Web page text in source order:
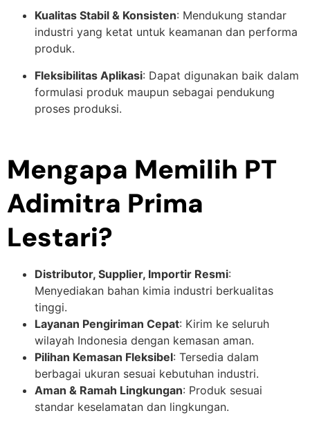
Kualitas Stabil & Konsisten: Mendukung standar
industri yang ketat untuk keamanan dan performa
produk.
Fleksibilitas Aplikasi: Dapat digunakan baik dalam
formulasi produk maupun sebagai pendukung
proses produksi.
Mengapa Memilih PT
Adimitra Prima
Lestari?
Distributor, Supplier, Importir Resmi:
Menyediakan bahan kimia industri berkualitas
tinggi.
Layanan Pengiriman Cepat: Kirim ke seluruh
wilayah Indonesia dengan kemasan aman.
Pilihan Kemasan Fleksibel: Tersedia dalam
berbagai ukuran sesuai kebutuhan industri.
Aman & Ramah Lingkungan: Produk sesuai
standar keselamatan dan lingkungan.